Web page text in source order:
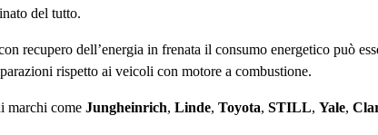
del tutto.
recupero dell’energia in frenata il consumo energetico può
rispetto ai veicoli con motore a combustione.
marchi come Jungheinrich, Linde, Toyota, STILL, Yale,